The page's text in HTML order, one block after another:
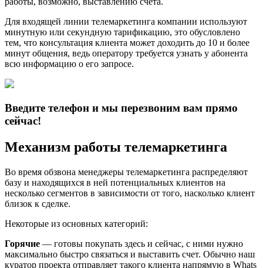
Для входящей линии телемаркетинга компании используют
минутную или секундную тарификацию, это обусловлено
тем, что консультация клиента может доходить до 10 и более
минут общения, ведь оператору требуется узнать у абонента
всю информацию о его запросе.
Введите телефон и мы перезвоним вам прямо
сейчас!
Механизм работы телемаркетинга
Во время обзвона менеджеры телемаркетинга распределяют
базу и находящихся в ней потенциальных клиентов на
несколько сегментов в зависимости от того, насколько клиент
близок к сделке.
Некоторые из основных категорий:
Горячие — готовы покупать здесь и сейчас, с ними нужно
максимально быстро связаться и выставить счет. Обычно наш
куратор проекта отправляет такого клиента напрямую в Whats